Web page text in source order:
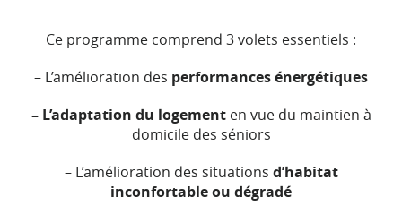
Ce programme comprend 3 volets essentiels :
– L’amélioration des performances énergétiques
– L’adaptation du logementen vue du maintien à
domicile des séniors
– L’amélioration des situations d’habitat
inconfortable ou dégradé